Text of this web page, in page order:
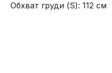
Обхват груди (S): 112 см